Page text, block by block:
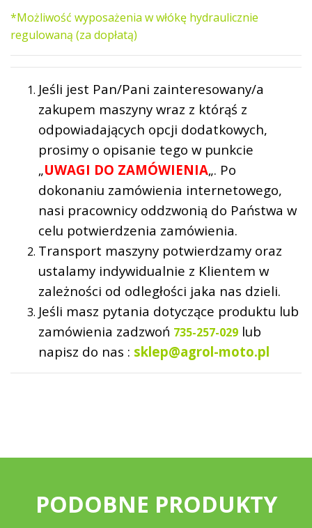
*Możliwość wyposażenia w włókę hydraulicznie
regulowaną (za dopłatą)
Jeśli jest Pan/Pani zainteresowany/a
zakupem maszyny wraz z którąś z
odpowiadających opcji dodatkowych,
prosimy o opisanie tego w punkcie
„UWAGI DO ZAMÓWIENIA„. Po
dokonaniu zamówienia internetowego,
nasi pracownicy oddzwonią do Państwa w
celu potwierdzenia zamówienia.
Transport maszyny potwierdzamy oraz
ustalamy indywidualnie z Klientem w
zależności od odległości jaka nas dzieli.
Jeśli masz pytania dotyczące produktu lub
zamówienia zadzwoń 735-257-029 lub
napisz do nas : sklep@agrol-moto.pl
PODOBNE PRODUKTY